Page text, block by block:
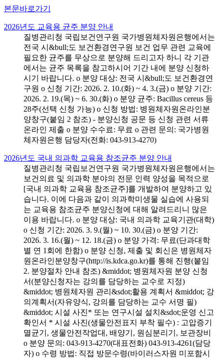
본문바로가기
2026년도 교육용 균주 분양 안내
질병관리청 국립보건연구원 국가병원체자원은행에서는
전국 시&bull;도 보건환경연구원 보건 업무 관련 교육에
필요한 균주를 무상으로 분양해 드리고자 하니 각 기관
에서는 균주 목록을 참고하시어 기간 내에 분양 신청하
시기 바랍니다. o 분양 대상: 전국 시&bull;도 보건환경연
구원 o 신청 기간: 2026. 2. 10.(화) ~ 4. 3.(금) o 분양 기간:
2026. 2. 19.(목) ~ 6. 30.(화) o 분양 균주: Bacillus cereus 등
28주(선택 신청 가능) o 신청 방법: 병원체자원온라인분
양창구(붙임 2 참조) - 분양신청 공문 등 신청 관련 서류
온라인 제출 o 분양 수수료: 무료 o 관련 문의: 국가병원
체자원은행 담당자(전화: 043-913-4270)
2026년도 국내 의과학 교육용 참조균주 분양 안내
질병관리청 국립보건연구원 국가병원체자원은행에서는
보건의료 및 의과학 분야의 전문 인력 양성을 목적으로
[국내 의과학 교육용 참조균주]를 개발하여 분양하고 있
습니다. 이에 다음과 같이 의과학미생물 실습에 사용되
는 교육용 참조균주 분양신청에 대해 알려드리니 많은
이용 바랍니다. o 분양 대상: 국내 의과학 교육기관(대학)
o 신청 기간: 2026. 3. 9.(월) ~ 10. 30.(금) o 분양 기간:
2026. 3. 16.(월) ~ 12. 18.(금) o 분양 가격: 무료(단과대학
별 연 1회에 한함) o 분양 신청, 제출 및 회신은 병원체자
원온라인분양창구(http://is.kdca.go.kr)를 통해 진행(붙임
2. 분양절차 안내 참조) &middot; 병원체자원 분양 신청
서(분양신청자는 강의를 담당하는 교수로 지정)
&middot; 병원체자원 관리&sdot;활용 계획서 &middot; 강
의계획서(자유양식, 강의를 담당하는 교수 서명 필)
&middot; 시설 사진* 또는 연구시설 설치&sdot;운영 신고
확인서 * 시설 사진(생물안전표지 부착 필수) : 고압증기
멸균기, 생물안전작업대, 배양기, 원심분리기, 보관장비
o 분양 문의: 043-913-4270(대표전화) 043-913-4261(담당
자) o 수령 방법: 직접 방문수령(바이러스자원 미포함시